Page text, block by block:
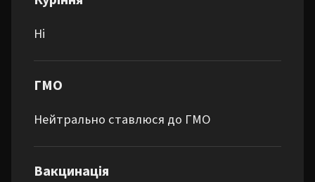
Ні
ГМО
Нейтрально ставлюся до ГМО
Вакцинація